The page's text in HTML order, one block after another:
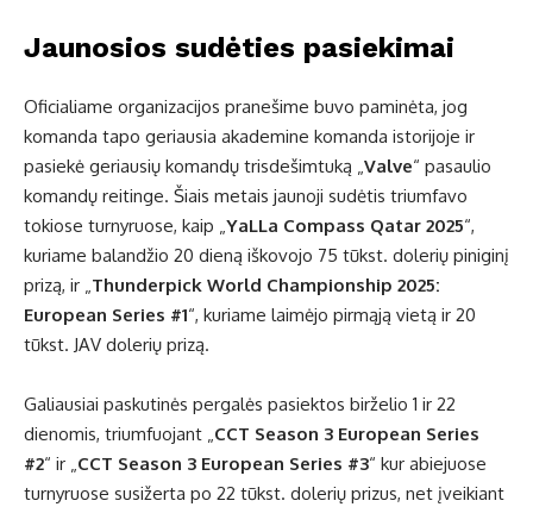
Jaunosios sudėties pasiekimai
Oficialiame organizacijos pranešime buvo paminėta, jog
komanda tapo geriausia akademine komanda istorijoje ir
pasiekė geriausių komandų trisdešimtuką „Valve“ pasaulio
komandų reitinge. Šiais metais jaunoji sudėtis triumfavo
tokiose turnyruose, kaip „YaLLa Compass Qatar 2025“,
kuriame balandžio 20 dieną iškovojo 75 tūkst. dolerių piniginį
prizą, ir „Thunderpick World Championship 2025:
European Series #1“, kuriame laimėjo pirmąją vietą ir 20
tūkst. JAV dolerių prizą.
Galiausiai paskutinės pergalės pasiektos birželio 1 ir 22
dienomis, triumfuojant „CCT Season 3 European Series
#2“ ir „CCT Season 3 European Series #3“ kur abiejuose
turnyruose susižerta po 22 tūkst. dolerių prizus, net įveikiant